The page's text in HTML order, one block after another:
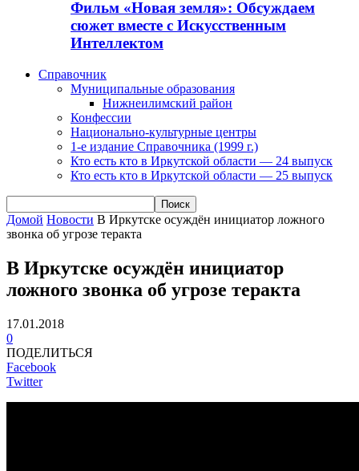
Фильм «Новая земля»: Обсуждаем
сюжет вместе с Искусственным
Интеллектом
Справочник
Муниципальные образования
Нижнеилимский район
Конфессии
Национально-культурные центры
1-е издание Справочника (1999 г.)
Кто есть кто в Иркутской области — 24 выпуск
Кто есть кто в Иркутской области — 25 выпуск
Домой Новости В Иркутске осуждён инициатор ложного
звонка об угрозе теракта
В Иркутске осуждён инициатор
ложного звонка об угрозе теракта
17.01.2018
0
ПОДЕЛИТЬСЯ
Facebook
Twitter